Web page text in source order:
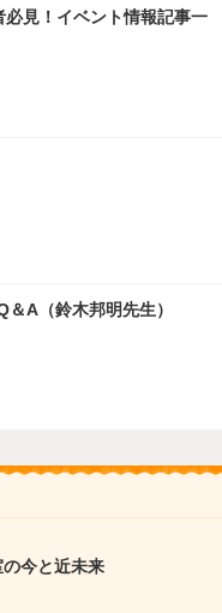
必見！イベント情報記事一
A（鈴木邦明先生）
今と近未来